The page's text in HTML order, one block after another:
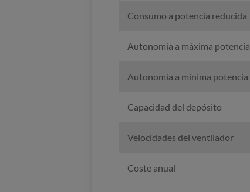
Consumo a potencia reducida
Autonomía a máxima potencia
Autonomía a mínima potencia
Capacidad del depósito
Velocidades del ventilador
Coste anual